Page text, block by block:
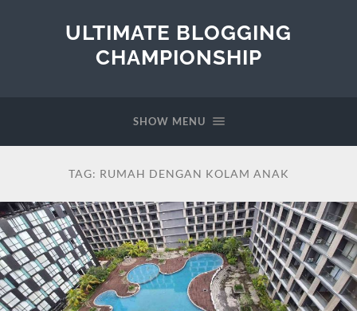
ULTIMATE BLOGGING
CHAMPIONSHIP
SHOW MENU
TAG: RUMAH DENGAN KOLAM ANAK